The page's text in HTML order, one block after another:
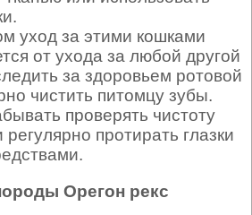
уход за этими кошками
от ухода за любой другой
за здоровьем ротовой
чистить питомцу зубы.
проверять чистоту
протирать глазки
Орегон рекс